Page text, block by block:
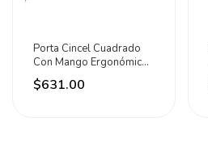
Porta Cincel Cuadrado
Con Mango Ergonómico
Plástico 8-1/2
$631.00